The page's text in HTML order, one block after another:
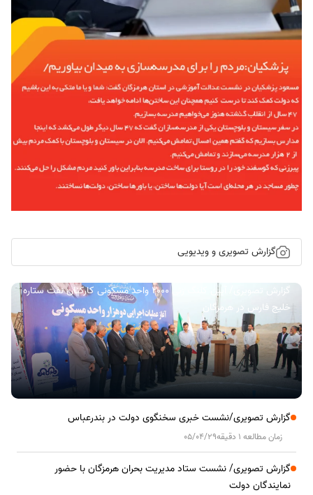
گزارش تصویری و ویدیویی
گزارش تصویری/ آیین کلنگ زنی ۲۰۰۰ واحد مسکونی کارکنان نفت ستاره
خلیج فارس در هرمزگان
گزارش تصویری/نشست خبری سخنگوی دولت در بندرعباس
زمان مطالعه 1 دقیقه 05/04/29
گزارش تصویری/ نشست ستاد مدیریت بحران هرمزگان با حضور
نمایندگان دولت